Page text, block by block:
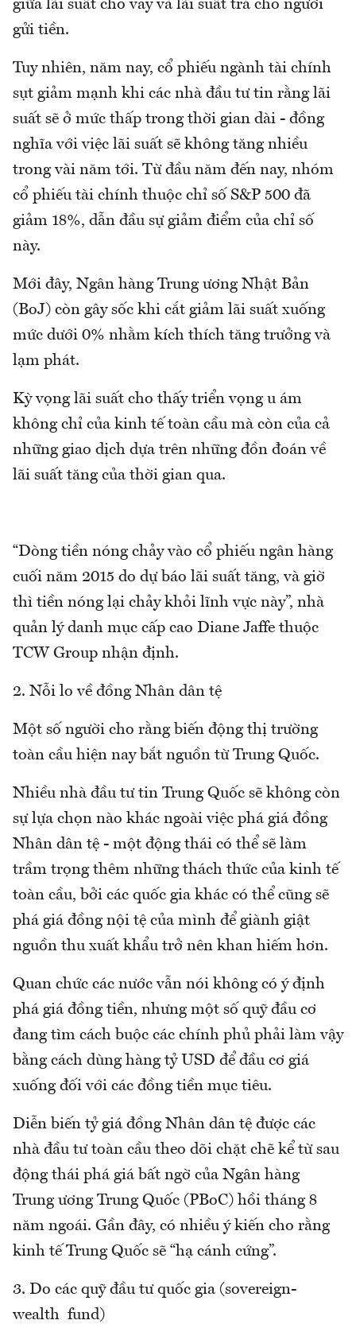
giữa lãi suất cho vay và lãi suất trả cho người
gửi tiền.
Tuy nhiên, năm nay, cổ phiếu ngành tài chính
sụt giảm mạnh khi các nhà đầu tư tin rằng lãi
suất sẽ ở mức thấp trong thời gian dài - đồng
nghĩa với việc lãi suất sẽ không tăng nhiều
trong vài năm tới. Từ đầu năm đến nay, nhóm
cổ phiếu tài chính thuộc chỉ số S&P 500 đã
giảm 18%, dẫn đầu sự giảm điểm của chỉ số
này.
Mới đây, Ngân hàng Trung ương Nhật Bản
(BoJ) còn gây sốc khi cắt giảm lãi suất xuống
mức dưới 0% nhằm kích thích tăng trưởng và
lạm phát.
Kỳ vọng lãi suất cho thấy triển vọng u ám
không chỉ của kinh tế toàn cầu mà còn của cả
những giao dịch dựa trên những đồn đoán về
lãi suất tăng của thời gian qua.
“Dòng tiền nóng chảy vào cổ phiếu ngân hàng
cuối năm 2015 do dự báo lãi suất tăng, và giờ
thì tiền nóng lại chảy khỏi lĩnh vực này”, nhà
quản lý danh mục cấp cao Diane Jaffe thuộc
TCW Group nhận định.
2. Nỗi lo về đồng Nhân dân tệ
Một số người cho rằng biến động thị trường
toàn cầu hiện nay bắt nguồn từ Trung Quốc.
Nhiều nhà đầu tư tin Trung Quốc sẽ không còn
sự lựa chọn nào khác ngoài việc phá giá đồng
Nhân dân tệ - một động thái có thể sẽ làm
trầm trọng thêm những thách thức của kinh tế
toàn cầu, bởi các quốc gia khác có thể cũng sẽ
phá giá đồng nội tệ của mình để giành giật
nguồn thu xuất khẩu trở nên khan hiếm hơn.
Quan chức các nước vẫn nói không có ý định
phá giá đồng tiền, nhưng một số quỹ đầu cơ
đang tìm cách buộc các chính phủ phải làm vậy
bằng cách dùng hàng tỷ USD để đầu cơ giá
xuống đối với các đồng tiền mục tiêu.
Diễn biến tỷ giá đồng Nhân dân tệ được các
nhà đầu tư toàn cầu theo dõi chặt chẽ kể từ sau
động thái phá giá bất ngờ của Ngân hàng
Trung ương Trung Quốc (PBoC) hồi tháng 8
năm ngoái. Gần đây, có nhiều ý kiến cho rằng
kinh tế Trung Quốc sẽ “hạ cánh cứng”.
3. Do các quỹ đầu tư quốc gia (sovereign-
wealth fund)